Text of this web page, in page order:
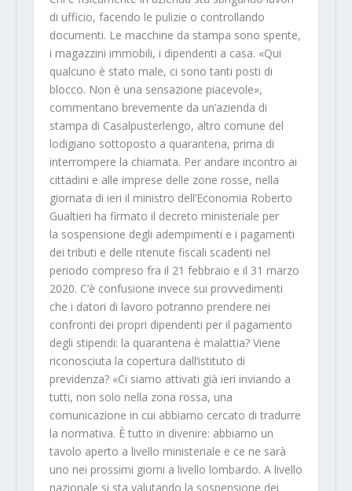
di ufficio, facendo le pulizie o controllando
documenti. Le macchine da stampa sono spente,
i magazzini immobili, i dipendenti a casa. «Qui
qualcuno è stato male, ci sono tanti posti di
blocco. Non è una sensazione piacevole»,
commentano brevemente da un’azienda di
stampa di Casalpusterlengo, altro comune del
lodigiano sottoposto a quarantena, prima di
interrompere la chiamata. Per andare incontro ai
cittadini e alle imprese delle zone rosse, nella
giornata di ieri il ministro dell’Economia Roberto
Gualtieri ha firmato il decreto ministeriale per
la sospensione degli adempimenti e i pagamenti
dei tributi e delle ritenute fiscali scadenti nel
periodo compreso fra il 21 febbraio e il 31 marzo
2020. C’è confusione invece sui provvedimenti
che i datori di lavoro potranno prendere nei
confronti dei propri dipendenti per il pagamento
degli stipendi: la quarantena è malattia? Viene
riconosciuta la copertura dall’istituto di
previdenza? «Ci siamo attivati già ieri inviando a
tutti, non solo nella zona rossa, una
comunicazione in cui abbiamo cercato di tradurre
la normativa. È tutto in divenire: abbiamo un
tavolo aperto a livello ministeriale e ce ne sarà
uno nei prossimi giorni a livello lombardo. A livello
nazionale si sta valutando la sospensione dei